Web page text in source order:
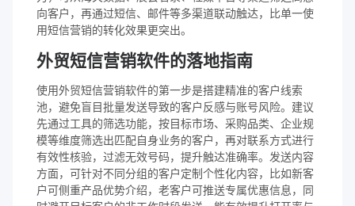
向客户，再通过短信、邮件等多渠道联动触达，比单一使
用短信营销的转化效果更突出。
外贸短信营销软件的落地指南
使用外贸短信营销软件的第一步是搭建精准的客户线索
池，避免盲目批量发送导致的客户反感与账号风险。建议
先通过工具的筛选功能，按目标市场、采购品类、企业规
模等维度筛选出匹配自身业务的客户，再对联系方式进行
有效性核验，过滤无效号码，提升触达准确率。发送内容
方面，可针对不同分组的客户定制个性化内容，比如新客
户可侧重产品优势介绍，老客户可推送专属优惠信息，同